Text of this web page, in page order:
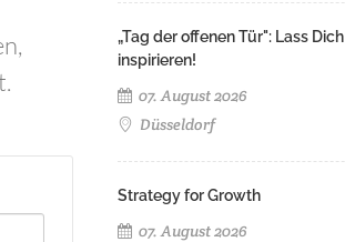
„Tag der offenen Tür": Lass Dich
inspirieren!
07. August 2026
Düsseldorf
Strategy for Growth
07. August 2026